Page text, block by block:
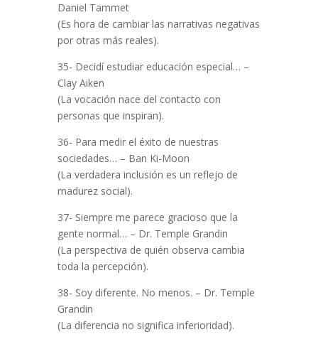
Daniel Tammet
(Es hora de cambiar las narrativas negativas
por otras más reales).
35- Decidí estudiar educación especial… –
Clay Aiken
(La vocación nace del contacto con
personas que inspiran).
36- Para medir el éxito de nuestras
sociedades… – Ban Ki-Moon
(La verdadera inclusión es un reflejo de
madurez social).
37- Siempre me parece gracioso que la
gente normal… – Dr. Temple Grandin
(La perspectiva de quién observa cambia
toda la percepción).
38- Soy diferente. No menos. – Dr. Temple
Grandin
(La diferencia no significa inferioridad).